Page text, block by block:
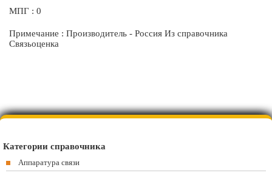
МПГ : 0
Примечание : Производитель - Россия Из справочника
Связьоценка
Категории справочника
Аппаратура связи